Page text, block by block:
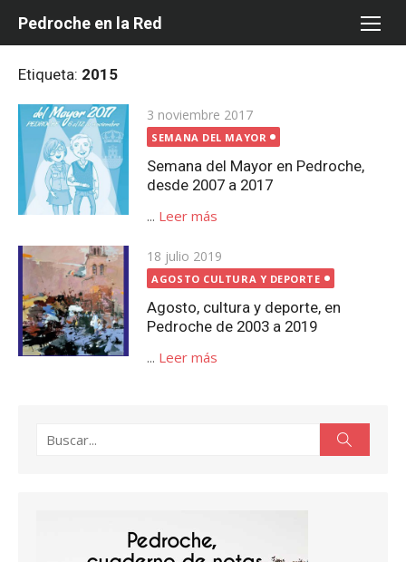
Pedroche en la Red
Etiqueta: 2015
Publicada
el
3 noviembre 2017
SEMANA DEL MAYOR
Semana del Mayor en Pedroche,
desde 2007 a 2017
... Leer más
Publicada
el
18 julio 2019
AGOSTO CULTURA Y DEPORTE
Agosto, cultura y deporte, en
Pedroche de 2003 a 2019
... Leer más
Buscar: